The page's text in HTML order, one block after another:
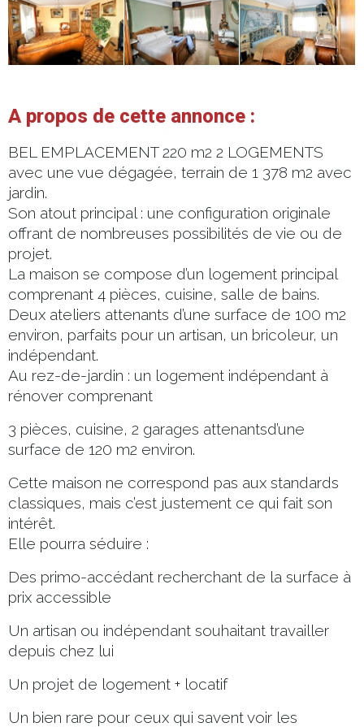
A propos de cette annonce :
BEL EMPLACEMENT 220 m2 2 LOGEMENTS
avec une vue dégagée, terrain de 1 378 m2 avec
jardin.
Son atout principal : une configuration originale
offrant de nombreuses possibilités de vie ou de
projet.
La maison se compose d’un logement principal
comprenant 4 pièces, cuisine, salle de bains.
Deux ateliers attenants d’une surface de 100 m2
environ, parfaits pour un artisan, un bricoleur, un
indépendant.
Au rez-de-jardin : un logement indépendant à
rénover comprenant
3 pièces, cuisine, 2 garages attenantsd’une
surface de 120 m2 environ.
Cette maison ne correspond pas aux standards
classiques, mais c’est justement ce qui fait son
intérêt.
Elle pourra séduire :
Des primo-accédant recherchant de la surface à
prix accessible
Un artisan ou indépendant souhaitant travailler
depuis chez lui
Un projet de logement + locatif
Un bien rare pour ceux qui savent voir les